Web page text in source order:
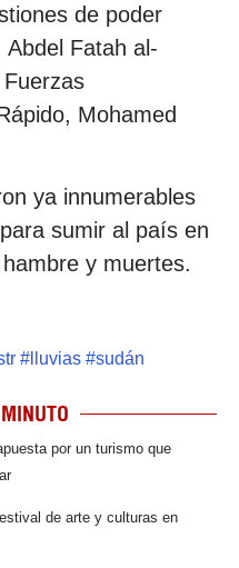
de poder
Fatah al-
Mohamed
ya innumerables
sumir al país en
y muertes.
# lluvias #sudán
por un turismo que
de arte y culturas en